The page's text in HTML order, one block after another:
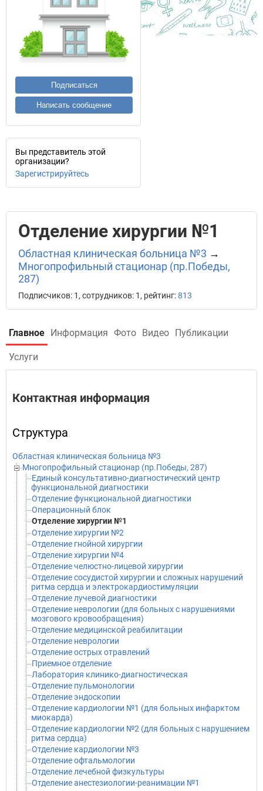
Подписаться
Написать сообщение
Вы представитель этой
организации?
Зарегистрируйтесь
Отделение хирургии №1
Областная клиническая больница №3 →
Многопрофильный стационар (пр.Победы,
287)
Подписчиков: 1, сотрудников: 1, рейтинг:813
Главное Информация Фото Видео Публикации
Услуги
Контактная информация
Структура
Областная клиническая больница №3
Многопрофильный стационар (пр.Победы, 287)
Единый консультативно-диагностический центр
функциональной диагностики
Отделение функциональной диагностики
Операционный блок
Отделение хирургии №1
Отделение хирургии №2
Отделение гнойной хирургии
Отделение хирургии №4
Отделение челюстно-лицевой хирургии
Отделение сосудистой хирургии и сложных нарушений
ритма сердца и электрокардиостимуляции
Отделение лучевой диагностики
Отделение неврологии (для больных с нарушениями
мозгового кровообращения)
Отделение медицинской реабилитации
Отделение неврологии
Отделение острых отравлений
Приемное отделение
Лаборатория клинико-диагностическая
Отделение пульмонологии
Отделение эндоскопии
Отделение кардиологии №1 (для больных инфарктом
миокарда)
Отделение кардиологии №2 (для больных с нарушением
ритма сердца)
Отделение кардиологии №3
Отделение офтальмологии
Отделение лечебной физкультуры
Отделение анестезиологии-реанимации №1